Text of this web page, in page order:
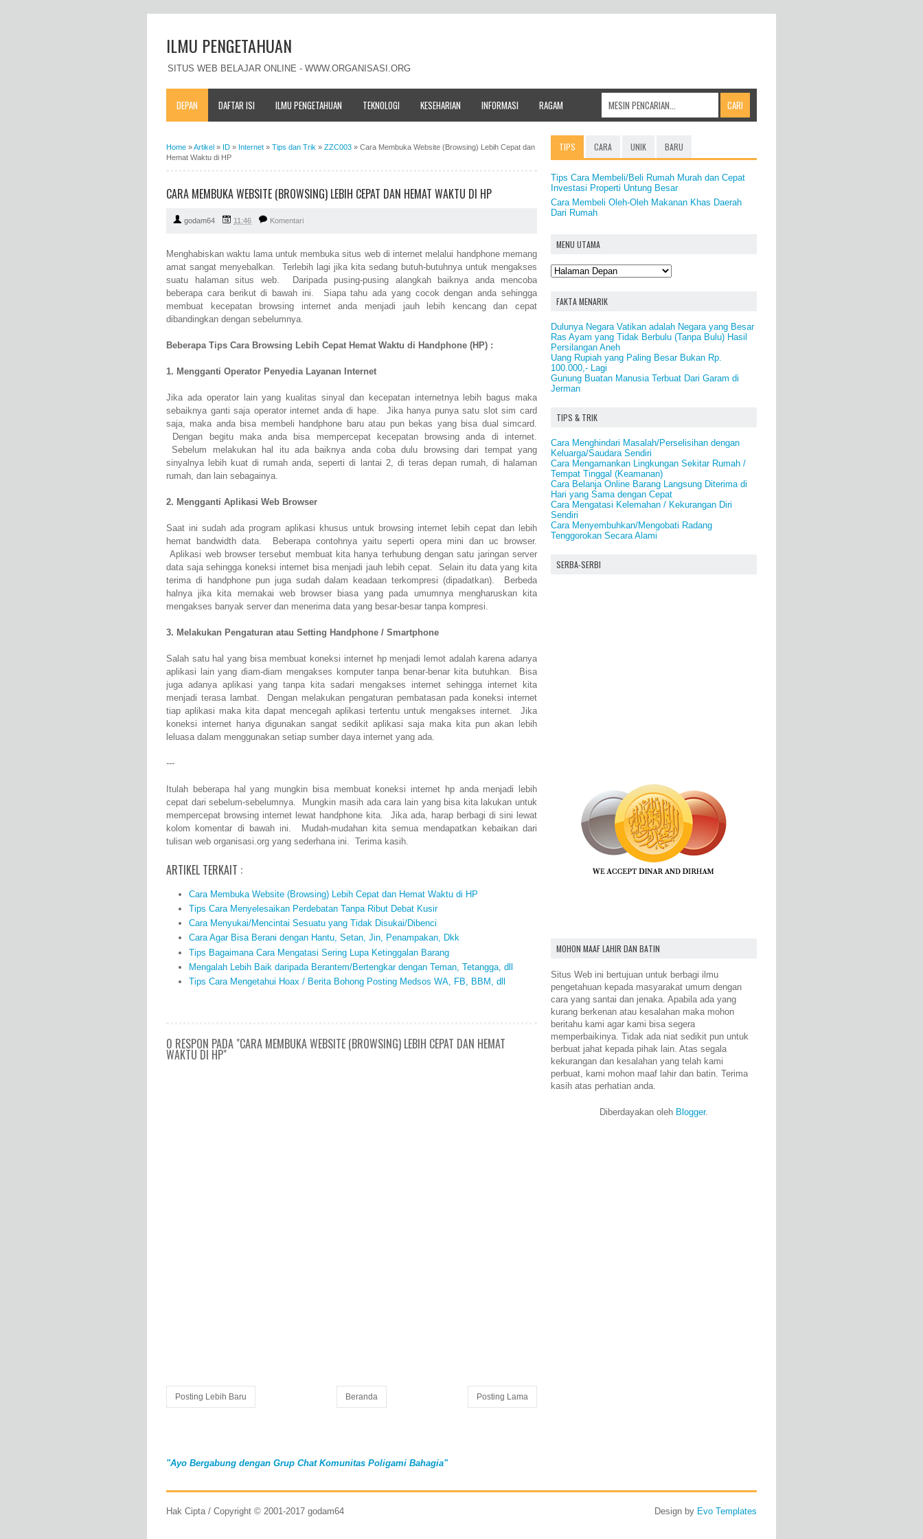
ILMU PENGETAHUAN
SITUS WEB BELAJAR ONLINE - WWW.ORGANISASI.ORG
DEPAN DAFTAR ISI ILMU PENGETAHUAN TEKNOLOGI KESEHARIAN INFORMASI RAGAM
Home »Artikel » ID » Internet » Tips dan Trik » ZZC003 » Cara Membuka Website (Browsing) Lebih Cepat dan
Hemat Waktu di HP
CARA MEMBUKA WEBSITE (BROWSING) LEBIH CEPAT DAN HEMAT WAKTU DI HP
godam64 11:46 Komentari
Menghabiskan waktu lama untuk membuka situs web di internet melalui handphone memang
amat sangat menyebalkan. Terlebih lagi jika kita sedang butuh-butuhnya untuk mengakses
suatu halaman situs web. Daripada pusing-pusing alangkah baiknya anda mencoba
beberapa cara berikut di bawah ini. Siapa tahu ada yang cocok dengan anda sehingga
membuat kecepatan browsing internet anda menjadi jauh lebih kencang dan cepat
dibandingkan dengan sebelumnya.
Beberapa Tips Cara Browsing Lebih Cepat Hemat Waktu di Handphone (HP) :
1. Mengganti Operator Penyedia Layanan Internet
Jika ada operator lain yang kualitas sinyal dan kecepatan internetnya lebih bagus maka
sebaiknya ganti saja operator internet anda di hape. Jika hanya punya satu slot sim card
saja, maka anda bisa membeli handphone baru atau pun bekas yang bisa dual simcard.
Dengan begitu maka anda bisa mempercepat kecepatan browsing anda di internet.
Sebelum melakukan hal itu ada baiknya anda coba dulu browsing dari tempat yang
sinyalnya lebih kuat di rumah anda, seperti di lantai 2, di teras depan rumah, di halaman
rumah, dan lain sebagainya.
2. Mengganti Aplikasi Web Browser
Saat ini sudah ada program aplikasi khusus untuk browsing internet lebih cepat dan lebih
hemat bandwidth data. Beberapa contohnya yaitu seperti opera mini dan uc browser.
Aplikasi web browser tersebut membuat kita hanya terhubung dengan satu jaringan server
data saja sehingga koneksi internet bisa menjadi jauh lebih cepat. Selain itu data yang kita
terima di handphone pun juga sudah dalam keadaan terkompresi (dipadatkan). Berbeda
halnya jika kita memakai web browser biasa yang pada umumnya mengharuskan kita
mengakses banyak server dan menerima data yang besar-besar tanpa kompresi.
3. Melakukan Pengaturan atau Setting Handphone / Smartphone
Salah satu hal yang bisa membuat koneksi internet hp menjadi lemot adalah karena adanya
aplikasi lain yang diam-diam mengakses komputer tanpa benar-benar kita butuhkan. Bisa
juga adanya aplikasi yang tanpa kita sadari mengakses internet sehingga internet kita
menjadi terasa lambat. Dengan melakukan pengaturan pembatasan pada koneksi internet
tiap aplikasi maka kita dapat mencegah aplikasi tertentu untuk mengakses internet. Jika
koneksi internet hanya digunakan sangat sedikit aplikasi saja maka kita pun akan lebih
leluasa dalam menggunakan setiap sumber daya internet yang ada.
---
Itulah beberapa hal yang mungkin bisa membuat koneksi internet hp anda menjadi lebih
cepat dari sebelum-sebelumnya. Mungkin masih ada cara lain yang bisa kita lakukan untuk
mempercepat browsing internet lewat handphone kita. Jika ada, harap berbagi di sini lewat
kolom komentar di bawah ini. Mudah-mudahan kita semua mendapatkan kebaikan dari
tulisan web organisasi.org yang sederhana ini. Terima kasih.
ARTIKEL TERKAIT :
Cara Membuka Website (Browsing) Lebih Cepat dan Hemat Waktu di HP
Tips Cara Menyelesaikan Perdebatan Tanpa Ribut Debat Kusir
Cara Menyukai/Mencintai Sesuatu yang Tidak Disukai/Dibenci
Cara Agar Bisa Berani dengan Hantu, Setan, Jin, Penampakan, Dkk
Tips Bagaimana Cara Mengatasi Sering Lupa Ketinggalan Barang
Mengalah Lebih Baik daripada Berantem/Bertengkar dengan Teman, Tetangga, dll
Tips Cara Mengetahui Hoax / Berita Bohong Posting Medsos WA, FB, BBM, dll
0 RESPON PADA "CARA MEMBUKA WEBSITE (BROWSING) LEBIH CEPAT DAN HEMAT
WAKTU DI HP"
Posting Lebih Baru Posting Lama
Beranda
"Ayo Bergabung dengan Grup Chat Komunitas Poligami Bahagia"
TIPS CARA UNIK BARU
Tips Cara Membeli/Beli Rumah Murah dan Cepat
Investasi Properti Untung Besar
Cara Membeli Oleh-Oleh Makanan Khas Daerah
Dari Rumah
MENU UTAMA
FAKTA MENARIK
Dulunya Negara Vatikan adalah Negara yang Besar
Ras Ayam yang Tidak Berbulu (Tanpa Bulu) Hasil
Persilangan Aneh
Uang Rupiah yang Paling Besar Bukan Rp.
100.000,- Lagi
Gunung Buatan Manusia Terbuat Dari Garam di
Jerman
TIPS & TRIK
Cara Menghindari Masalah/Perselisihan dengan
Keluarga/Saudara Sendiri
Cara Mengamankan Lingkungan Sekitar Rumah /
Tempat Tinggal (Keamanan)
Cara Belanja Online Barang Langsung Diterima di
Hari yang Sama dengan Cepat
Cara Mengatasi Kelemahan / Kekurangan Diri
Sendiri
Cara Menyembuhkan/Mengobati Radang
Tenggorokan Secara Alami
SERBA-SERBI
MOHON MAAF LAHIR DAN BATIN
Situs Web ini bertujuan untuk berbagi ilmu
pengetahuan kepada masyarakat umum dengan
cara yang santai dan jenaka. Apabila ada yang
kurang berkenan atau kesalahan maka mohon
beritahu kami agar kami bisa segera
memperbaikinya. Tidak ada niat sedikit pun untuk
berbuat jahat kepada pihak lain. Atas segala
kekurangan dan kesalahan yang telah kami
perbuat, kami mohon maaf lahir dan batin. Terima
kasih atas perhatian anda.
Diberdayakan oleh Blogger.
Hak Cipta / Copyright © 2001-2017 godam64 Design by Evo Templates